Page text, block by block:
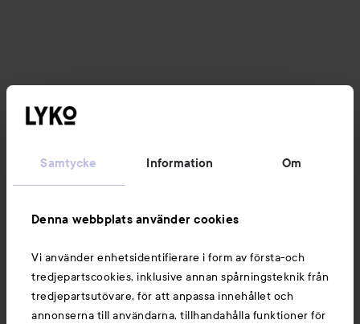
Samtycke Information Om
Denna webbplats använder cookies
Vi använder enhetsidentifierare i form av första-och
tredjepartscookies, inklusive annan spårningsteknik från
tredjepartsutövare, för att anpassa innehållet och
annonserna till användarna, tillhandahålla funktioner för